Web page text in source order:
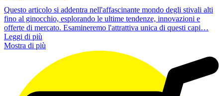
Questo articolo si addentra nell'affascinante mondo degli stivali alti
fino al ginocchio, esplorando le ultime tendenze, innovazioni e
offerte di mercato. Esamineremo l'attrattiva unica di questi capi…
Leggi di più
Mostra di più